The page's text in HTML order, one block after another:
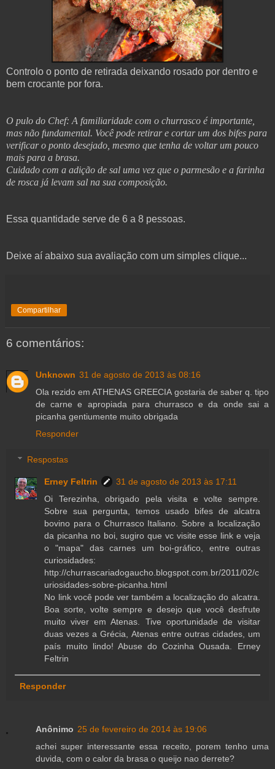
Controlo o ponto de retirada deixando rosado por dentro e
bem crocante por fora.
O pulo do Chef: A familiaridade com o churrasco é importante,
mas não fundamental. Você pode retirar e cortar um dos bifes para
verificar o ponto desejado, mesmo que tenha de voltar um pouco
mais para a brasa.
Cuidado com a adição de sal uma vez que o parmesão e a farinha
de rosca já levam sal na sua composição.
Essa quantidade serve de 6 a 8 pessoas.
Deixe aí abaixo sua avaliação com um simples clique...
Compartilhar
6 comentários:
Unknown 31 de agosto de 2013 às 08:16
Ola rezido em ATHENAS GREECIA gostaria de saber q. tipo
de carne e apropiada para churrasco e da onde sai a
picanha gentiumente muito obrigada
Responder
Respostas
Erney Feltrin
31 de agosto de 2013 às 17:11
Oi Terezinha, obrigado pela visita e volte sempre.
Sobre sua pergunta, temos usado bifes de alcatra
bovino para o Churrasco Italiano. Sobre a localização
da picanha no boi, sugiro que vc visite esse link e veja
o "mapa" das carnes um boi-gráfico, entre outras
curiosidades:
http://churrascariadogaucho.blogspot.com.br/2011/02/c
uriosidades-sobre-picanha.html
No link você pode ver também a localização do alcatra.
Boa sorte, volte sempre e desejo que você desfrute
muito viver em Atenas. Tive oportunidade de visitar
duas vezes a Grécia, Atenas entre outras cidades, um
país muito lindo! Abuse do Cozinha Ousada. Erney
Feltrin
Responder
Anônimo 25 de fevereiro de 2014 às 19:06
achei super interessante essa receito, porem tenho uma
duvida, com o calor da brasa o queijo nao derrete?